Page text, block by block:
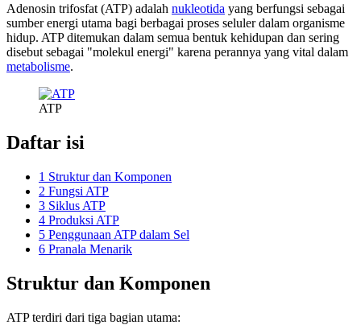
Adenosin trifosfat (ATP) adalah nukleotida yang berfungsi sebagai
sumber energi utama bagi berbagai proses seluler dalam organisme
hidup. ATP ditemukan dalam semua bentuk kehidupan dan sering
disebut sebagai "molekul energi" karena perannya yang vital dalam
metabolisme.
ATP
Daftar isi
1 Struktur dan Komponen
2 Fungsi ATP
3 Siklus ATP
4 Produksi ATP
5 Penggunaan ATP dalam Sel
6 Pranala Menarik
Struktur dan Komponen
ATP terdiri dari tiga bagian utama: